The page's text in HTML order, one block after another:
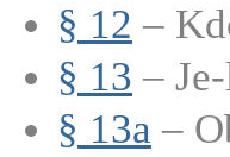
§ 12 –
§ 13 –
§ 13a –